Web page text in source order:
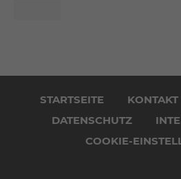
überspringen
STARTSEITE KONTAKT
DATENSCHUTZ
COOKIE-